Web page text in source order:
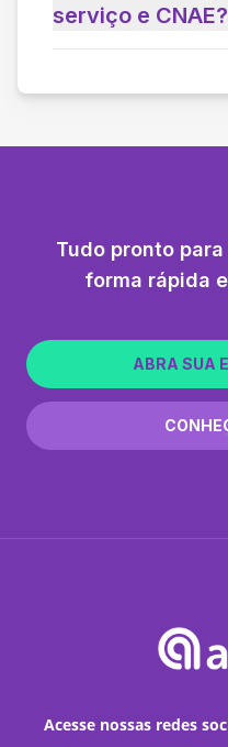
serviço e CNAE?
Tudo pronto
forma rápida
ABRA SUA
Acesse nossas redes